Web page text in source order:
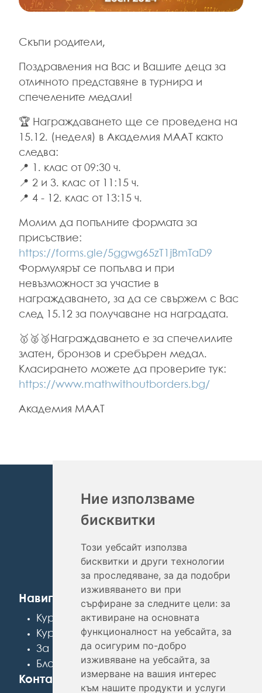
Ние използваме
бисквитки
Този уебсайт използва
бисквитки и други технологии
за проследяване, за да подобри
изживяването ви при
сърфиране за следните цели: за
активиране на основната
функционалност на уебсайта, за
да осигурим по-добро
изживяване на уебсайта, за
измерване на вашия интерес
към нашите продукти и услуги
Скъпи родители,
Поздравления на Вас и Вашите деца за
отличното представяне в турнира и
спечелените медали!
🏆 Награждаването ще се проведена на
15.12. (неделя) в Академия МААТ както
следва:
📍 1. клас от 09:30 ч.
📍 2 и 3. клас от 11:15 ч.
📍 4 - 12. клас от 13:15 ч.
Молим да попълните формата за
присъствие:
https://forms.gle/5ggwg65zT1jBmTaD9
Формулярът се попълва и при
невъзможност за участие в
награждаването, за да се свържем с Вас
след 15.12 за получаване на наградата.
🥇🥈🥉Награждаването е за спечелилите
златен, бронзов и сребърен медал.
Класирането можете да проверите тук:
https://www.mathwithoutborders.bg/
Академия МААТ
Навигация
Курсове по математика
Курсове по английски език
За нас
Блог
Контакт